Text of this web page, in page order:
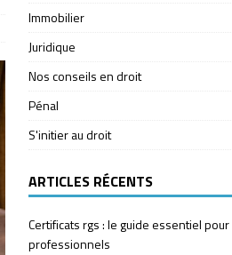
Immobilier
Juridique
Nos conseils en droit
Pénal
S'initier au droit
ARTICLES RÉCENTS
Certificats rgs : le guide essentiel
professionnels